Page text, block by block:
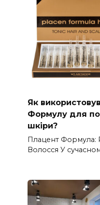
Як
Формулу для
шкіри?
Плацент Формула:
Волосся У